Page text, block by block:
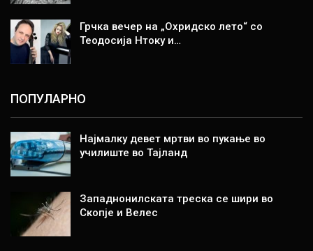
Грчка вечер на „Охридско лето“ со
Теодосија Нтоку и…
ПОПУЛАРНО
Најмалку девет мртви во пукање во
училиште во Тајланд
Западнонилската треска се шири во
Скопје и Велес